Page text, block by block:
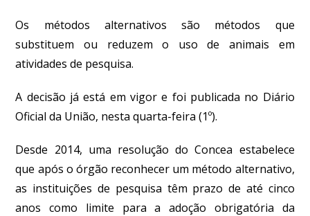
Os métodos alternativos são métodos que
substituem ou reduzem o uso de animais em
atividades de pesquisa.
A decisão já está em vigor e foi publicada no Diário
Oficial da União, nesta quarta-feira (1º).
Desde 2014, uma resolução do Concea estabelece
que após o órgão reconhecer um método alternativo,
as instituições de pesquisa têm prazo de até cinco
anos como limite para a adoção obrigatória da